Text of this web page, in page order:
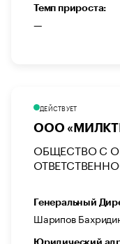
Темп прироста:
—
ДЕЙСТВУЕТ
ООО
ОБЩЕСТВО С
Генеральный
Шарипов
Юридический